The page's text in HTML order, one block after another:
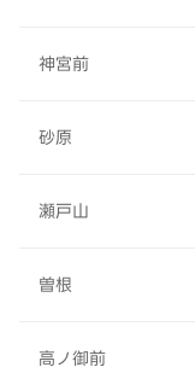
神宮前
砂原
瀬戸山
曽根
高ノ御前